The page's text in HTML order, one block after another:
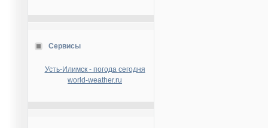
Сервисы
Усть-Илимск - погода сегодня
world-weather.ru